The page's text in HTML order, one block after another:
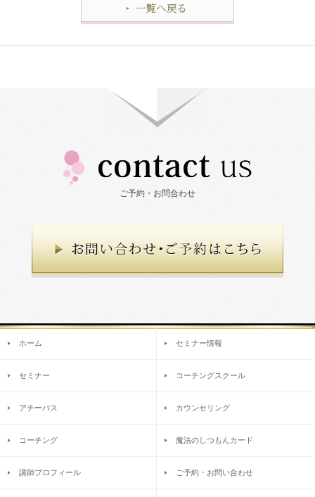
ご予約・お問合わせ
ホーム セミナー情報
セミナー コーチングスクール
アチーバス カウンセリング
コーチング 魔法のしつもんカード
講師プロフィール ご予約・お問い合わせ